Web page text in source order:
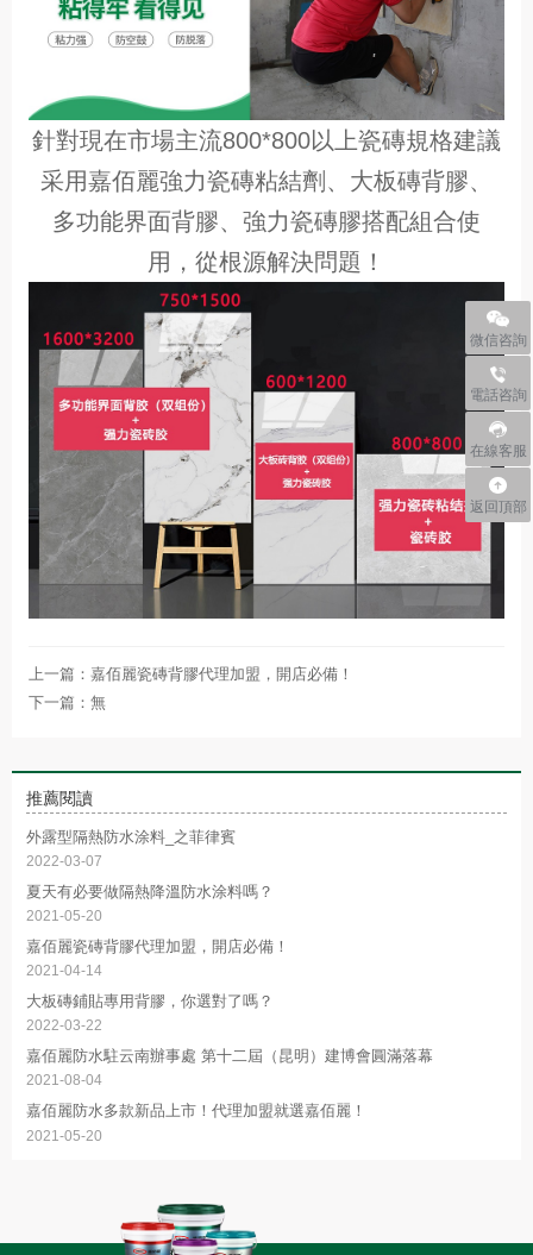
針對現在市場主流800*800以上瓷磚規格建議
采用嘉佰麗強力瓷磚粘結劑、大板磚背膠、
多功能界面背膠、強力瓷磚膠搭配組合使
用，從根源解決問題！
上一篇：嘉佰麗瓷磚背膠代理加盟，開店必備！
下一篇：無
推薦閱讀
外露型隔熱防水涂料_之菲律賓
2022-03-07
夏天有必要做隔熱降溫防水涂料嗎？
2021-05-20
嘉佰麗瓷磚背膠代理加盟，開店必備！
2021-04-14
大板磚鋪貼專用背膠，你選對了嗎？
2022-03-22
嘉佰麗防水駐云南辦事處 第十二屆（昆明）建博會圓滿落幕
2021-08-04
嘉佰麗防水多款新品上市！代理加盟就選嘉佰麗！
2021-05-20
微信咨詢
電話咨詢
電話
在線客服
返回頂部